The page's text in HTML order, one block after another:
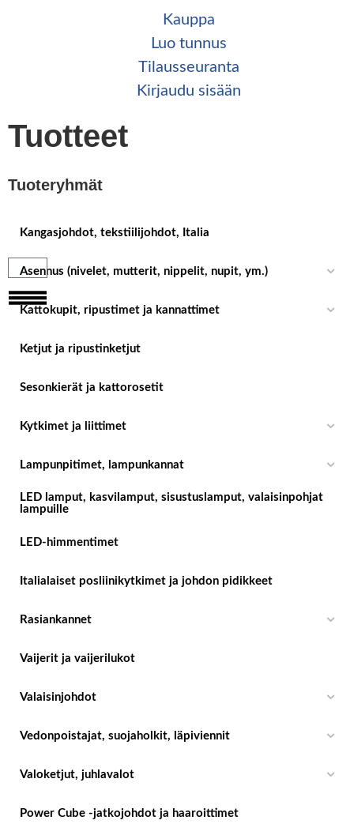
Kauppa
Luo tunnus
Tilaus­seuranta
Kirjaudu sisään
Tuotteet
Tuoteryhmät
Kangasjohdot, tekstiilijohdot, Italia
Asennus (nivelet, mutterit, nippelit, nupit, ym.)
Kattokupit, ripustimet ja kannattimet
Ketjut ja ripustinketjut
Sesonkierät ja kattorosetit
Kytkimet ja liittimet
Lampunpitimet, lampunkannat
LED lamput, kasvilamput, sisustuslamput, valaisinpohjat
lampuille
LED-himmentimet
Italialaiset posliinikytkimet ja johdon pidikkeet
Rasiankannet
Vaijerit ja vaijerilukot
Valaisinjohdot
Vedonpoistajat, suojaholkit, läpiviennit
Valoketjut, juhlavalot
Power Cube -jatkojohdot ja haaroittimet